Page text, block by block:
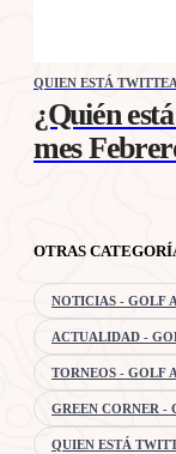
QUIEN ESTÁ
¿Quién
mes
OTRAS
NOTICIAS - GOLF
ACTUALIDAD -
TORNEOS - GOLF
GREEN CORNER -
QUIEN ESTÁ